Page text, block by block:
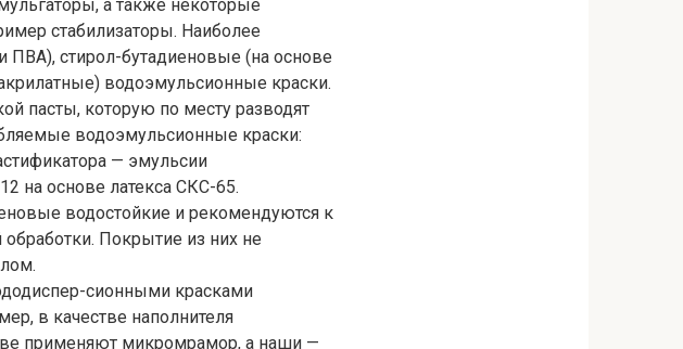
а также некоторые
стабилизаторы. Наиболее
ПВА), стирол-бутадиеновые (на основе
водоэмульсионные краски.
пасты, которую по месту разводят
водоэмульсионные краски:
— эмульсии
на основе латекса СКС-65.
водостойкие и рекомендуются к
Покрытие из них не
сионными красками
в качестве наполнителя
применяют микромрамор, а наши —